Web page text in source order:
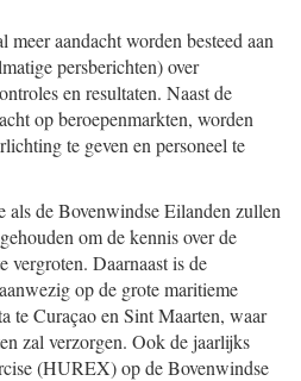
aandacht worden besteed aan
persberichten) over
en resultaten. Naast de
op beroepenmarkten, worden
te geven en personeel te
als de Bovenwindse Eilanden zullen
om de kennis over de
Daarnaast is de
op de grote maritieme
te Curaçao en Sint Maarten, waar
zal verzorgen. Ook de jaarlijks
(HUREX) op de Bovenwindse